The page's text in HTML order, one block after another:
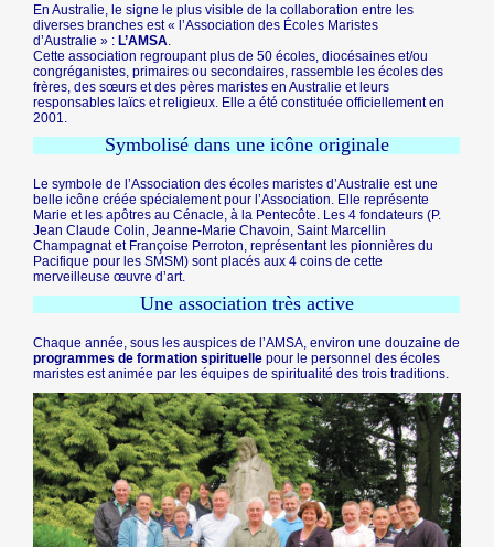
En Australie, le signe le plus visible de la collaboration entre les
diverses branches est « l’Association des Écoles Maristes
d’Australie » :L’AMSA.
Cette association regroupant plus de 50 écoles, diocésaines et/ou
congréganistes, primaires ou secondaires, rassemble les écoles des
frères, des sœurs et des pères maristes en Australie et leurs
responsables laïcs et religieux. Elle a été constituée officiellement en
2001.
Symbolisé dans une icône originale
Le symbole de l’Association des écoles maristes d’Australie est une
belle icône créée spécialement pour l’Association. Elle représente
Marie et les apôtres au Cénacle, à la Pentecôte. Les 4 fondateurs (P.
Jean Claude Colin, Jeanne-Marie Chavoin, Saint Marcellin
Champagnat et Françoise Perroton, représentant les pionnières du
Pacifique pour les SMSM) sont placés aux 4 coins de cette
merveilleuse œuvre d’art.
Une association très active
Chaque année, sous les auspices de l’AMSA, environ une douzaine de
programmes de formation spirituellepour le personnel des écoles
maristes est animée par les équipes de spiritualité des trois traditions.